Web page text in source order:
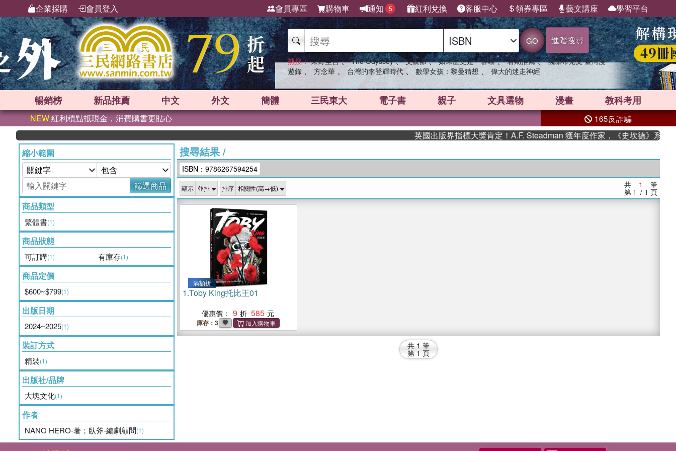
企業採購 會員登入 會員專區 購物車 通知 5 紅利兌換 客服中心 領券專區 藝文講座 學習平台
GO 進階搜尋
熱搜： 東野圭吾 、 The Odyssey 、 父親節 、 如果歷史是一群喵 、 暑期推薦 、 國際布克獎 臺灣漫
遊錄 、 方念華 、 台灣的李登輝時代 、 數學女孩：黎曼猜想 、 偉大的迷走神經
暢銷榜 新品推薦 中文 外文 簡體 三民東大 電子書 親子 文具選物 漫畫 教科考用
NEW紅利積點抵現金，消費購書更貼心 165反詐騙
英國出版界指標大獎肯定！A.F. Steadman 獲年度作家，《史坎德》系列帶
縮小範圍
篩選商品
商品類型
繁體書(1)
商品狀態
可訂購(1) 有庫存(1)
商品定價
$600~$799(1)
出版日期
2024~2025(1)
裝訂方式
精裝(1)
出版社/品牌
大塊文化(1)
作者
NANO HERO-著；臥斧-編劇顧問(1)
搜尋結果/
ISBN：9786267594254
顯示 排序 共 1 筆
第 1 / 1 頁
滿額折
1.Toby King托比王01
優惠價： 9 585
庫存：3
共 1 筆
第 1 頁